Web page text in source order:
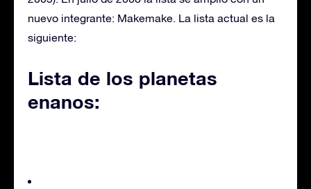
nuevo integrante: Makemake. La lista actual es la
siguiente:
Lista de los planetas
enanos: